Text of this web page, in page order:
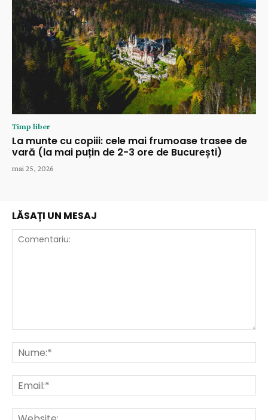
Timp liber
La munte cu copiii: cele mai frumoase trasee de
vară (la mai puțin de 2-3 ore de București)
mai 25, 2026
LĂSAȚI UN MESAJ